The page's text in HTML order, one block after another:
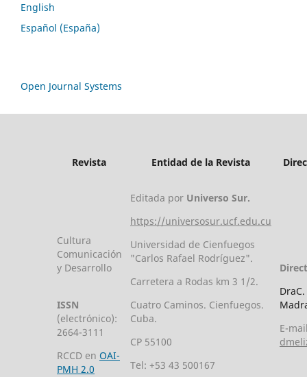
English
Español (España)
Open Journal Systems
Revista Entidad de la Revista
Cultura
Comunicación
y Desarrollo
ISSN
(electrónico):
2664-3111
RCCD en OAI-
PMH 2.0
Editada por Universo Sur.
https://universosur.ucf.edu.cu
Universidad de Cienfuegos
"Carlos Rafael Rodríguez".
Carretera a Rodas km 3 1/2.
Cuatro Caminos. Cienfuegos.
Cuba.
CP 55100
Tel: +53 43 500167
E-